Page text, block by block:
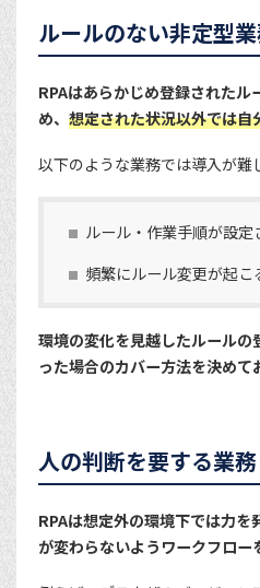
ルールのない非定型
RPAはあらかじめ登録された
め、 想定された状況以外では自
以下のような業務では導入が難
ルール・作業手順が設
頻繁にルール変更が起こ
環境の変化を見越したルール
った場合のカバー方法を決めて
人の判断を要する業務
RPAは想定外の環境下では力
が変わらないようワークフロー